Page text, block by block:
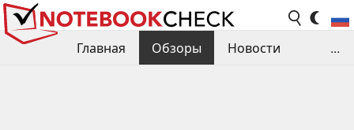
Главная Обзоры
Новости
...